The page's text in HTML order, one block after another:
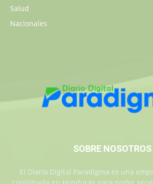
Salud
Nacionales
SOBRE NOSOTROS
El Diario Digital Paradigma es una
constituida en Honduras para poder